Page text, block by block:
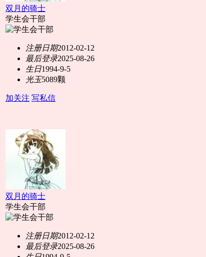
双月的骑士
学生会干部
注册日期2012-02-12
最后登录2025-08-26
生日1994-9-5
光玉5089颗
加关注 写私信
双月的骑士
学生会干部
注册日期2012-02-12
最后登录2025-08-26